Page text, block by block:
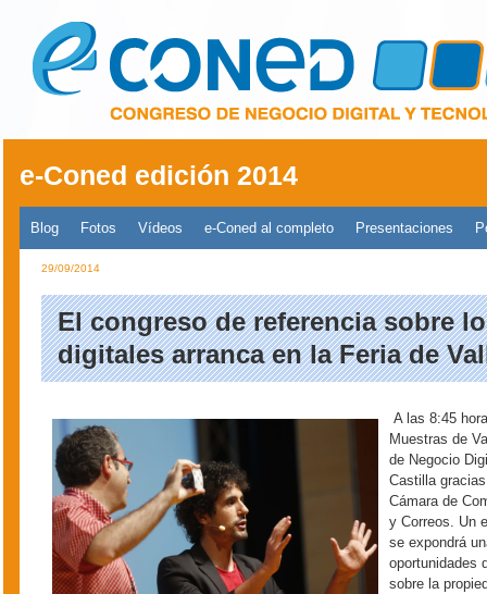
e-Coned edición 2014
Menú principal 2014
Blog Fotos Vídeos e-Coned al completo Presentaciones
29/09/2014
El congreso de referencia sobre
digitales arranca en la Feria de
A las 8:45
Muestras de
de Negocio
Castilla
Cámara de
y Correos. Un
se expondrá
oportunidades
sobre la